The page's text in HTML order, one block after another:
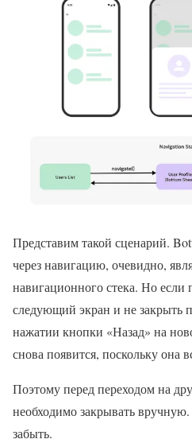
Представим такой сценарий.
через навигацию, очевидно,
навигационного стека. Но если
следующий экран и не закрыть
нажатии кнопки «Назад» на
снова появится, поскольку она
Поэтому перед переходом на
необходимо закрывать
забыть.